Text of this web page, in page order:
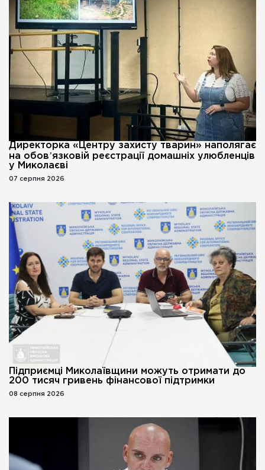
Директорка «Центру захисту тварин» наполягає
на обовʼязковій реєстрації домашніх улюбленців
у Миколаєві
07 серпня 2026
Підприємці Миколаївщини можуть отримати до
200 тисяч гривень фінансової підтримки
08 серпня 2026